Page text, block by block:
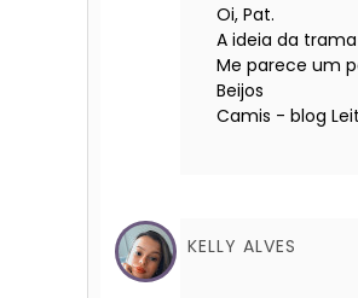
Oi, Pat.
A ideia da
Me parece um
Beijos
Camis - blog
KELLY ALVES